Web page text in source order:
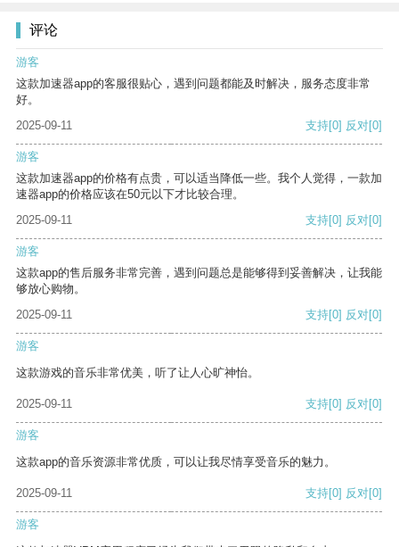
评论
游客
这款加速器app的客服很贴心，遇到问题都能及时解决，服务态度非常
好。
2025-09-11
支持[0] 反对[0]
游客
这款加速器app的价格有点贵，可以适当降低一些。我个人觉得，一款加
速器app的价格应该在50元以下才比较合理。
2025-09-11
支持[0] 反对[0]
游客
这款app的售后服务非常完善，遇到问题总是能够得到妥善解决，让我能
够放心购物。
2025-09-11
支持[0] 反对[0]
游客
这款游戏的音乐非常优美，听了让人心旷神怡。
2025-09-11 支持[0] 反对[0]
游客
这款app的音乐资源非常优质，可以让我尽情享受音乐的魅力。
2025-09-11 支持[0] 反对[0]
游客